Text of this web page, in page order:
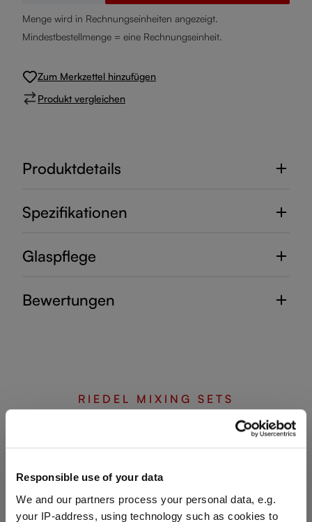
Responsible use of your data
We and our partners process your personal data, e.g.
your IP-address, using technology such as cookies to
Menge wird in Rechnungseinheiten angezeigt.
Mindestbestellmenge = eine Rechnungseinheit.
Zum Merkzettel hinzufügen
Produkt vergleichen
Produktdetails
Spezifikationen
Glaspflege
Bewertungen
RIEDEL MIXING SETS
Vervollständigen Sie Ihr
Set